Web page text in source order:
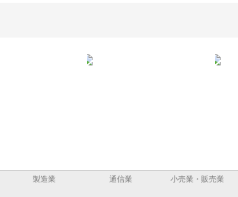
製造業 通信業 小売業・販売業